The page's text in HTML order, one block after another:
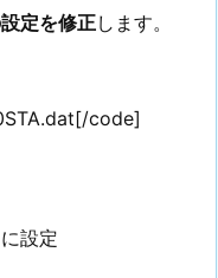
定を修正します。
code]
設定